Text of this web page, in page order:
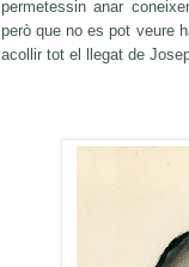
permetessin anar
però que no es pot veure
acollir tot el llegat de